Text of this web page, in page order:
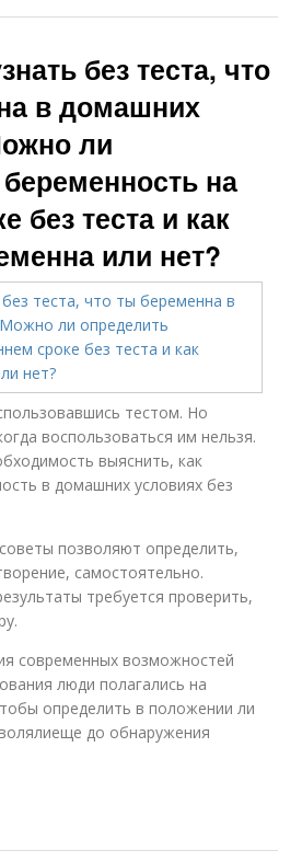
без теста, что
в домашних
ли
на
без теста и как
или нет?
тестом. Но
воспользоваться им нельзя.
выяснить, как
в домашних условиях без
позволяют определить,
самостоятельно.
требуется проверить,
современных возможностей
люди полагались на
определить в положении ли
до обнаружения